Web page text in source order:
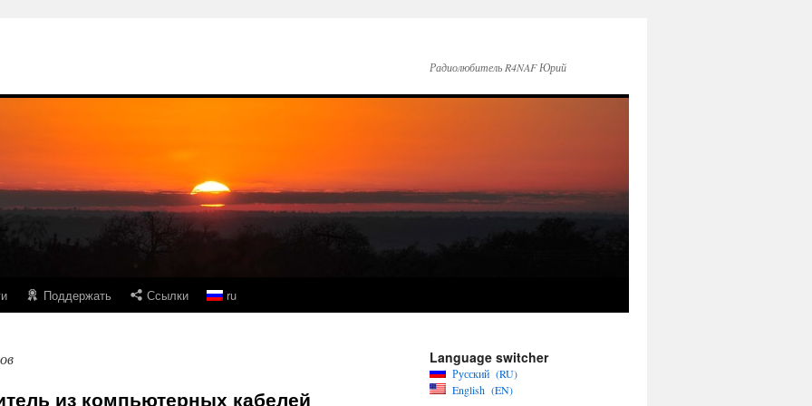
Радиолюбитель R4NAF Юрий
Поддержать Ссылки ru
из компьютерных кабелей
Language switcher
Русский
RU
English
EN